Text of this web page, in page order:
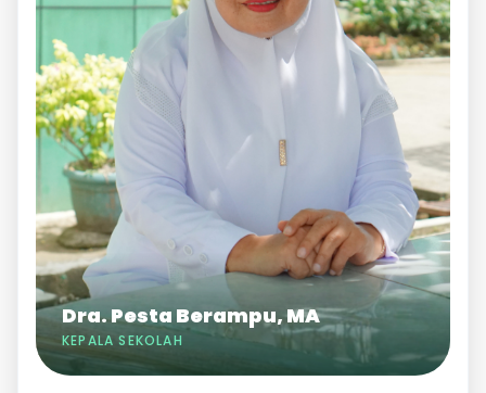
Dra. Pesta Berampu, MA
KEPALA SEKOLAH